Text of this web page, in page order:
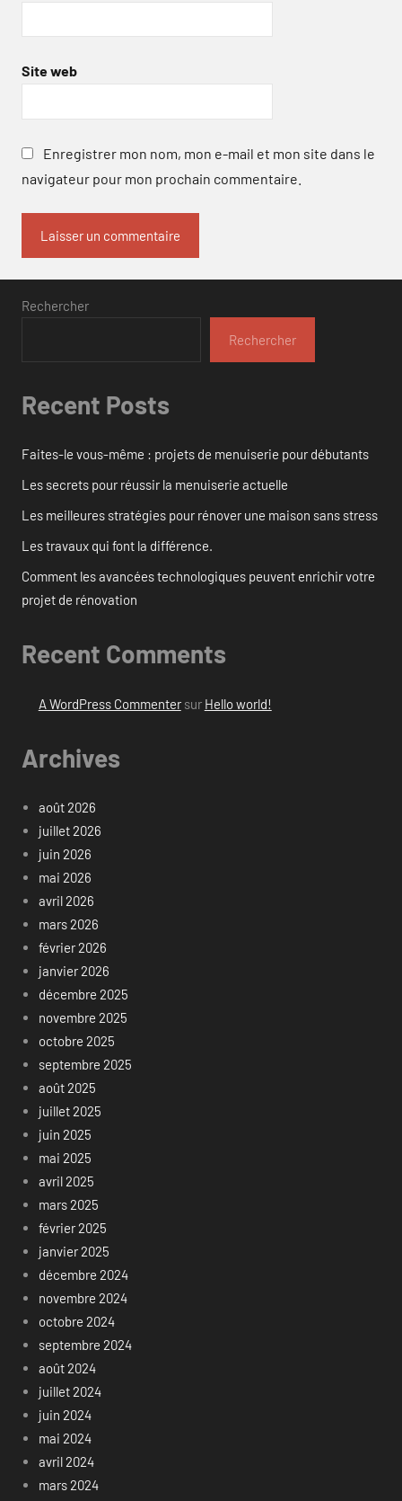
Site web
Enregistrer mon nom, mon e-mail et mon site dans le
navigateur pour mon prochain commentaire.
Rechercher
Rechercher
Recent Posts
Faites-le vous-même : projets de menuiserie pour débutants
Les secrets pour réussir la menuiserie actuelle
Les meilleures stratégies pour rénover une maison sans stress
Les travaux qui font la différence.
Comment les avancées technologiques peuvent enrichir votre
projet de rénovation
Recent Comments
A WordPress Commentersur Hello world!
Archives
août 2026
juillet 2026
juin 2026
mai 2026
avril 2026
mars 2026
février 2026
janvier 2026
décembre 2025
novembre 2025
octobre 2025
septembre 2025
août 2025
juillet 2025
juin 2025
mai 2025
avril 2025
mars 2025
février 2025
janvier 2025
décembre 2024
novembre 2024
octobre 2024
septembre 2024
août 2024
juillet 2024
juin 2024
mai 2024
avril 2024
mars 2024